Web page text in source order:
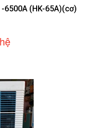
6500A (HK-65A)(cơ)